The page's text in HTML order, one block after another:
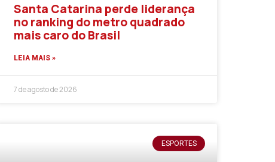
Santa Catarina perde liderança
no ranking do metro quadrado
mais caro do Brasil
LEIA MAIS »
7 de agosto de 2026
ESPORTES